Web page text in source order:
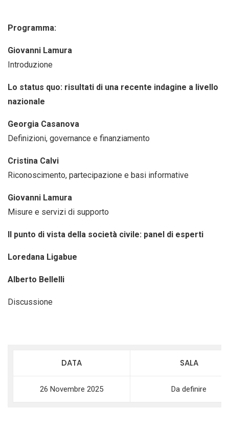
Programma:
Giovanni Lamura
Introduzione
Lo status quo: risultati di una recente indagine a livello
nazionale
Georgia Casanova
Definizioni, governance e finanziamento
Cristina Calvi
Riconoscimento, partecipazione e basi informative
Giovanni Lamura
Misure e servizi di supporto
Il punto di vista della società civile: panel di esperti
Loredana Ligabue
Alberto Bellelli
Discussione
DATA SALA
26 Novembre 2025 Da definire